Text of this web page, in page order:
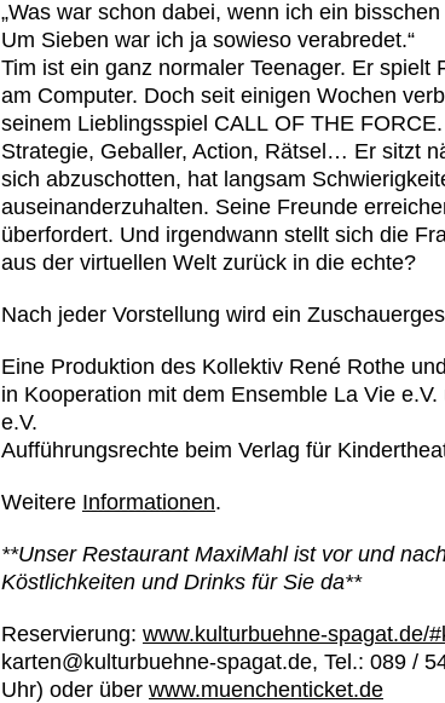
„Was war schon dabei, wenn ich ein
Um Sieben war ich ja sowieso verabredet.“
Tim ist ein ganz normaler Teenager. Er spielt
am Computer. Doch seit einigen Wochen
seinem Lieblingsspiel CALL OF THE FORCE
Strategie, Geballer, Action, Rätsel… Er sitzt
sich abzuschotten, hat langsam
auseinanderzuhalten. Seine Freunde
überfordert. Und irgendwann stellt sich die
aus der virtuellen Welt zurück in die echte?
Nach jeder Vorstellung wird ein
Eine Produktion des Kollektiv René Rothe
in Kooperation mit dem Ensemble La Vie
e.V.
Aufführungsrechte beim Verlag für
Weitere Informationen.
**Unser Restaurant MaxiMahl ist vor und
Köstlichkeiten und Drinks für Sie da**
Reservierung: www.kulturbuehne-spagat.de/
karten@kulturbuehne-spagat.de, Tel.: 089 /
Uhr) oder über www.muenchenticket.de